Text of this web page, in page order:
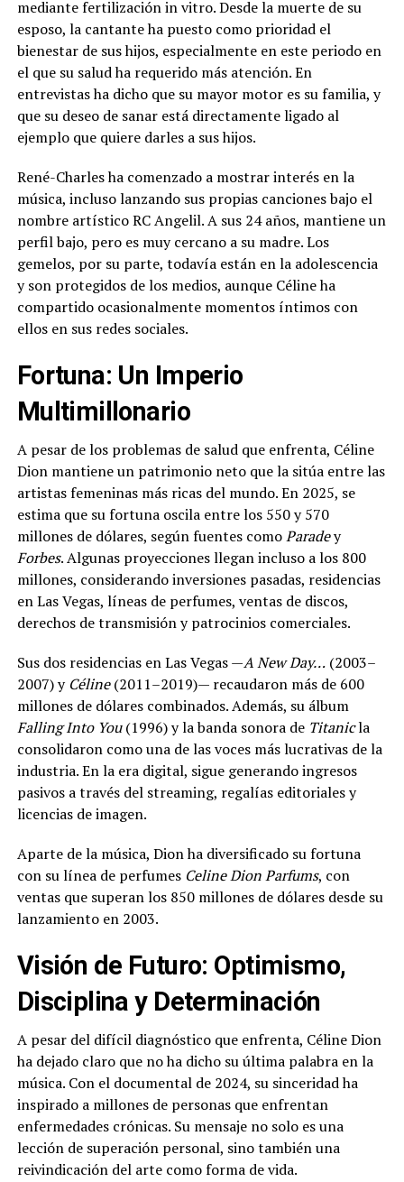
mediante fertilización in vitro. Desde la muerte de su
esposo, la cantante ha puesto como prioridad el
bienestar de sus hijos, especialmente en este periodo en
el que su salud ha requerido más atención. En
entrevistas ha dicho que su mayor motor es su familia, y
que su deseo de sanar está directamente ligado al
ejemplo que quiere darles a sus hijos.
René-Charles ha comenzado a mostrar interés en la
música, incluso lanzando sus propias canciones bajo el
nombre artístico RC Angelil. A sus 24 años, mantiene un
perfil bajo, pero es muy cercano a su madre. Los
gemelos, por su parte, todavía están en la adolescencia
y son protegidos de los medios, aunque Céline ha
compartido ocasionalmente momentos íntimos con
ellos en sus redes sociales.
Fortuna: Un Imperio
Multimillonario
A pesar de los problemas de salud que enfrenta, Céline
Dion mantiene un patrimonio neto que la sitúa entre las
artistas femeninas más ricas del mundo. En 2025, se
estima que su fortuna oscila entre los 550 y 570
millones de dólares, según fuentes comoParadey
Forbes. Algunas proyecciones llegan incluso a los 800
millones, considerando inversiones pasadas, residencias
en Las Vegas, líneas de perfumes, ventas de discos,
derechos de transmisión y patrocinios comerciales.
Sus dos residencias en Las Vegas —A New Day…(2003–
2007) y Céline(2011–2019)— recaudaron más de 600
millones de dólares combinados. Además, su álbum
Falling Into You(1996) y la banda sonora de Titanicla
consolidaron como una de las voces más lucrativas de la
industria. En la era digital, sigue generando ingresos
pasivos a través del streaming, regalías editoriales y
licencias de imagen.
Aparte de la música, Dion ha diversificado su fortuna
con su línea de perfumes Celine Dion Parfums, con
ventas que superan los 850 millones de dólares desde su
lanzamiento en 2003.
Visión de Futuro: Optimismo,
Disciplina y Determinación
A pesar del difícil diagnóstico que enfrenta, Céline Dion
ha dejado claro que no ha dicho su última palabra en la
música. Con el documental de 2024, su sinceridad ha
inspirado a millones de personas que enfrentan
enfermedades crónicas. Su mensaje no solo es una
lección de superación personal, sino también una
reivindicación del arte como forma de vida.